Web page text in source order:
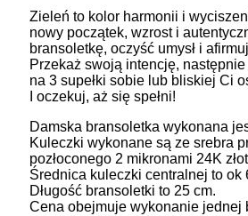
Zieleń to kolor harmonii i
nowy początek, wzrost i
bransoletkę, oczyść umysł i
Przekaż swoją intencję,
na 3 supełki sobie lub bliskiej Ci
I oczekuj, aż się spełni!
Damska bransoletka wykonana
Kuleczki wykonane są ze srebra
pozłoconego 2 mikronami 24K
Średnica kuleczki centralnej to ok
Długość bransoletki to 25 cm.
Cena obejmuje wykonanie jednej